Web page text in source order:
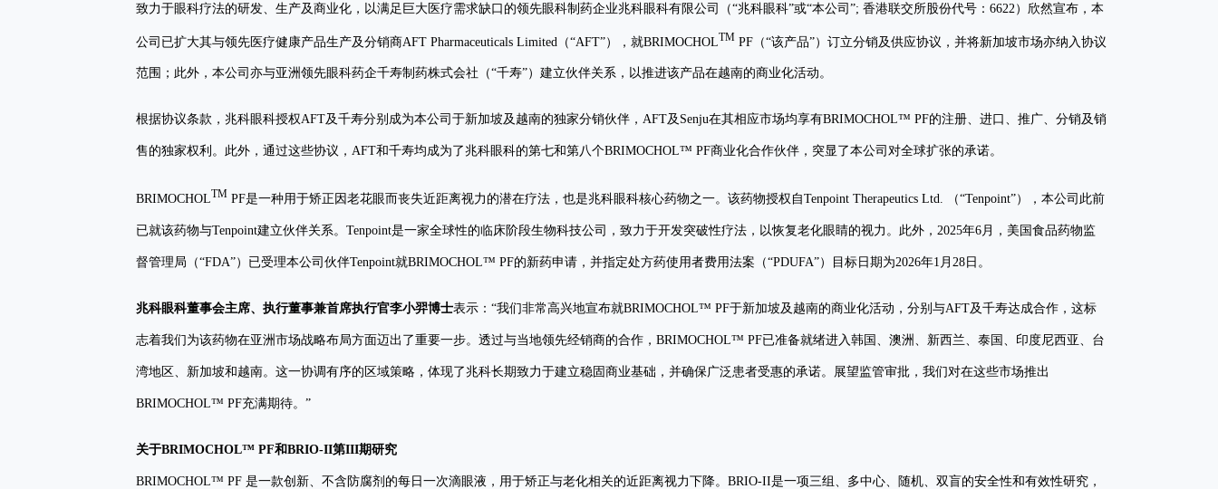
致力于眼科疗法的研发、生产及商业化，以满足巨大医疗需求缺口的领先眼科制药企业兆科眼科有限公司（“兆科眼科”或“本公司”; 香港联交所股份代号：6622）欣然宣布，本
公司已扩大其与领先医疗健康产品生产及分销商AFT Pharmaceuticals Limited（“AFT”），就BRIMOCHOLTM PF（“该产品”）订立分销及供应协议，并将新加坡市场亦纳入协议
范围；此外，本公司亦与亚洲领先眼科药企千寿制药株式会社（“千寿”）建立伙伴关系，以推进该产品在越南的商业化活动。
根据协议条款，兆科眼科授权AFT及千寿分别成为本公司于新加坡及越南的独家分销伙伴，AFT及Senju在其相应市场均享有BRIMOCHOL™ PF的注册、进口、推广、分销及销
售的独家权利。此外，通过这些协议，AFT和千寿均成为了兆科眼科的第七和第八个BRIMOCHOL™ PF商业化合作伙伴，突显了本公司对全球扩张的承诺。
BRIMOCHOLTM PF是一种用于矫正因老花眼而丧失近距离视力的潜在疗法，也是兆科眼科核心药物之一。该药物授权自Tenpoint Therapeutics Ltd. （“Tenpoint”），本公司此前
已就该药物与Tenpoint建立伙伴关系。Tenpoint是一家全球性的临床阶段生物科技公司，致力于开发突破性疗法，以恢复老化眼睛的视力。此外，2025年6月，美国食品药物监
督管理局（“FDA”）已受理本公司伙伴Tenpoint就BRIMOCHOL™ PF的新药申请，并指定处方药使用者费用法案（“PDUFA”）目标日期为2026年1月28日。
兆科眼科董事会主席、执行董事兼首席执行官李小羿博士表示：“我们非常高兴地宣布就BRIMOCHOL™ PF于新加坡及越南的商业化活动，分别与AFT及千寿达成合作，这标
志着我们为该药物在亚洲市场战略布局方面迈出了重要一步。透过与当地领先经销商的合作，BRIMOCHOL™ PF已准备就绪进入韩国、澳洲、新西兰、泰国、印度尼西亚、台
湾地区、新加坡和越南。这一协调有序的区域策略，体现了兆科长期致力于建立稳固商业基础，并确保广泛患者受惠的承诺。展望监管审批，我们对在这些市场推出
BRIMOCHOL™ PF充满期待。”
关于BRIMOCHOL™ PF和BRIO-II第III期研究
BRIMOCHOL™ PF 是一款创新、不含防腐剂的每日一次滴眼液，用于矫正与老化相关的近距离视力下降。BRIO-II是一项三组、多中心、随机、双盲的安全性和有效性研究，